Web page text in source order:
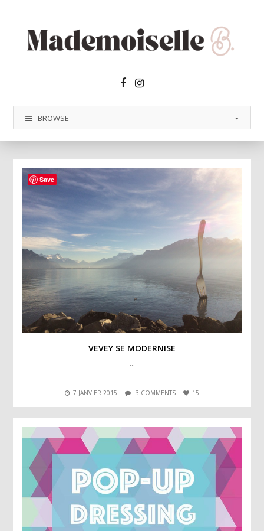
Facebook2
Instagram
BROWSE
VEVEY SE MODERNISE
…
7 JANVIER 2015 3 COMMENTS 15
Save